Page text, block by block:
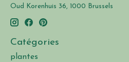
Oud Korenhuis 36, 1000 Brussels
Catégories
plantes